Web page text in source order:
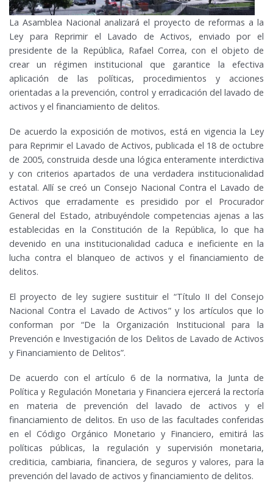
La Asamblea Nacional analizará el proyecto de reformas a la
Ley para Reprimir el Lavado de Activos, enviado por el
presidente de la República, Rafael Correa, con el objeto de
crear un régimen institucional que garantice la efectiva
aplicación de las políticas, procedimientos y acciones
orientadas a la prevención, control y erradicación del lavado de
activos y el financiamiento de delitos.
De acuerdo la exposición de motivos, está en vigencia la Ley
para Reprimir el Lavado de Activos, publicada el 18 de octubre
de 2005, construida desde una lógica enteramente interdictiva
y con criterios apartados de una verdadera institucionalidad
estatal. Allí se creó un Consejo Nacional Contra el Lavado de
Activos que erradamente es presidido por el Procurador
General del Estado, atribuyéndole competencias ajenas a las
establecidas en la Constitución de la República, lo que ha
devenido en una institucionalidad caduca e ineficiente en la
lucha contra el blanqueo de activos y el financiamiento de
delitos.
El proyecto de ley sugiere sustituir el “Título II del Consejo
Nacional Contra el Lavado de Activos” y los artículos que lo
conforman por “De la Organización Institucional para la
Prevención e Investigación de los Delitos de Lavado de Activos
y Financiamiento de Delitos”.
De acuerdo con el artículo 6 de la normativa, la Junta de
Política y Regulación Monetaria y Financiera ejercerá la rectoría
en materia de prevención del lavado de activos y el
financiamiento de delitos. En uso de las facultades conferidas
en el Código Orgánico Monetario y Financiero, emitirá las
políticas públicas, la regulación y supervisión monetaria,
crediticia, cambiaria, financiera, de seguros y valores, para la
prevención del lavado de activos y financiamiento de delitos.